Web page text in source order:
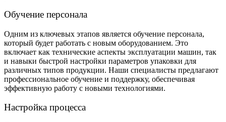
Обучение персонала
Одним из ключевых этапов является обучение персонала,
который будет работать с новым оборудованием. Это
включает как технические аспекты эксплуатации машин, так
и навыки быстрой настройки параметров упаковки для
различных типов продукции. Наши специалисты предлагают
профессиональное обучение и поддержку, обеспечивая
эффективную работу с новыми технологиями.
Настройка процесса